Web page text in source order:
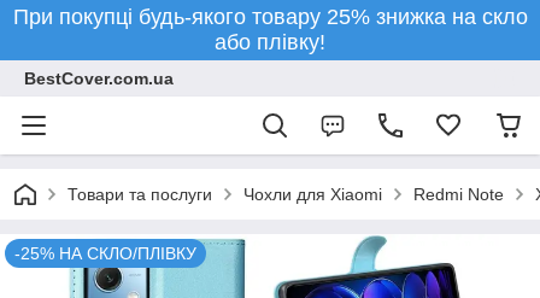
При покупці будь-якого товару 25% знижка на скло
або плівку!
BestCover.com.ua
Товари та послуги Чохли для Xiaomi Redmi Note
-25% НА СКЛО/ПЛІВКУ